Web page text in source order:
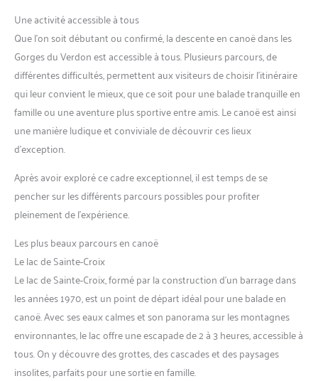
Une activité accessible à tous
Que l’on soit débutant ou confirmé, la descente en canoë dans les
Gorges du Verdon est accessible à tous. Plusieurs parcours, de
différentes difficultés, permettent aux visiteurs de choisir l’itinéraire
qui leur convient le mieux, que ce soit pour une balade tranquille en
famille ou une aventure plus sportive entre amis. Le canoë est ainsi
une manière ludique et conviviale de découvrir ces lieux
d’exception.
Après avoir exploré ce cadre exceptionnel, il est temps de se
pencher sur les différents parcours possibles pour profiter
pleinement de l’expérience.
Les plus beaux parcours en canoë
Le lac de Sainte-Croix
Le lac de Sainte-Croix, formé par la construction d’un barrage dans
les années 1970, est un point de départ idéal pour une balade en
canoë. Avec ses eaux calmes et son panorama sur les montagnes
environnantes, le lac offre une escapade de 2 à 3 heures, accessible à
tous. On y découvre des grottes, des cascades et des paysages
insolites, parfaits pour une sortie en famille.